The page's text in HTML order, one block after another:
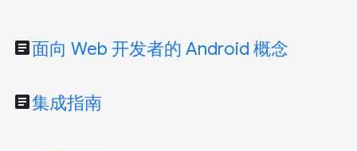
article面向 Web 开发者的 Android 概念
article集成指南